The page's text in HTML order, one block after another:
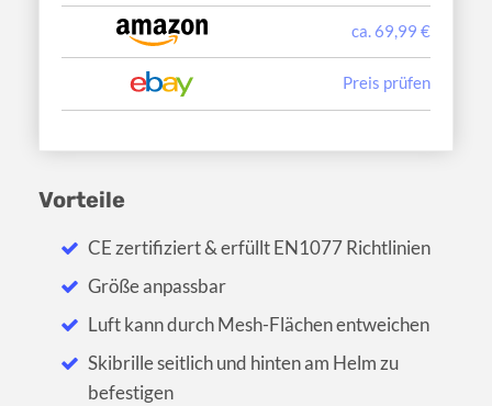
ca. 69,99 €
Preis prüfen
Vorteile
CE zertifiziert & erfüllt EN1077 Richtlinien
Größe anpassbar
Luft kann durch Mesh-Flächen entweichen
Skibrille seitlich und hinten am Helm zu
befestigen